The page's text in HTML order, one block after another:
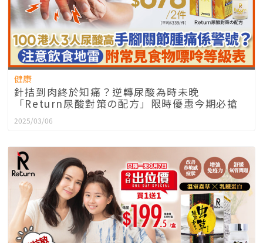
健康
針拮到肉終於知痛？逆轉尿酸為時未晚
「Return尿酸對策の配方」限時優惠今期必搶
2025/03/06